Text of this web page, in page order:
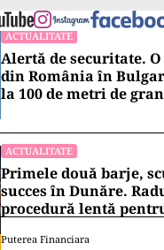
ACTUALITATE
Alertă de securitate.
din România în
la 100 de metri de
ACTUALITATE
Primele două barje,
succes în Dunăre.
procedură lentă
Puterea Financiara